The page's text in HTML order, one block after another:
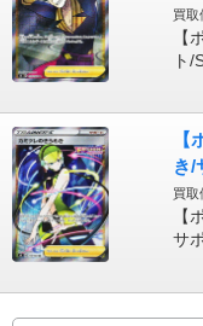
買取
【
ト/
き/
買取
【
サ